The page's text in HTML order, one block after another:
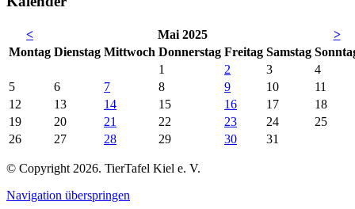
< Mai 2025
>
Montag Dienstag Mittwoch Donnerstag Freitag Samstag So
1
2 3
4
5
6 7 8 9 10
11
12
13 14 15 16 17
18
19
20 21 22 23 24
25
26
27 28 29 30 31
© Copyright 2026. TierTafel Kiel e. V.
Navigation überspringen